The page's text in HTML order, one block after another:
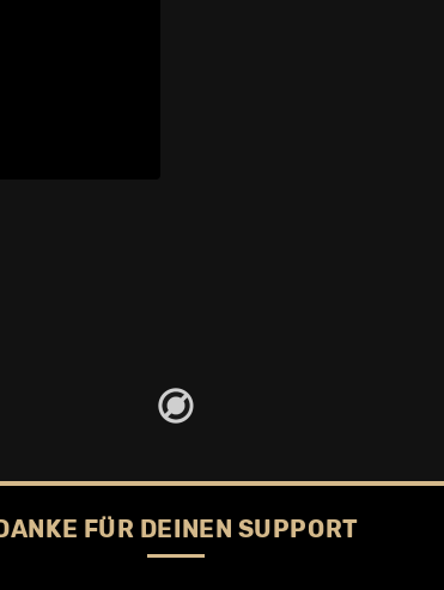
FÜR DEINEN SUPPORT